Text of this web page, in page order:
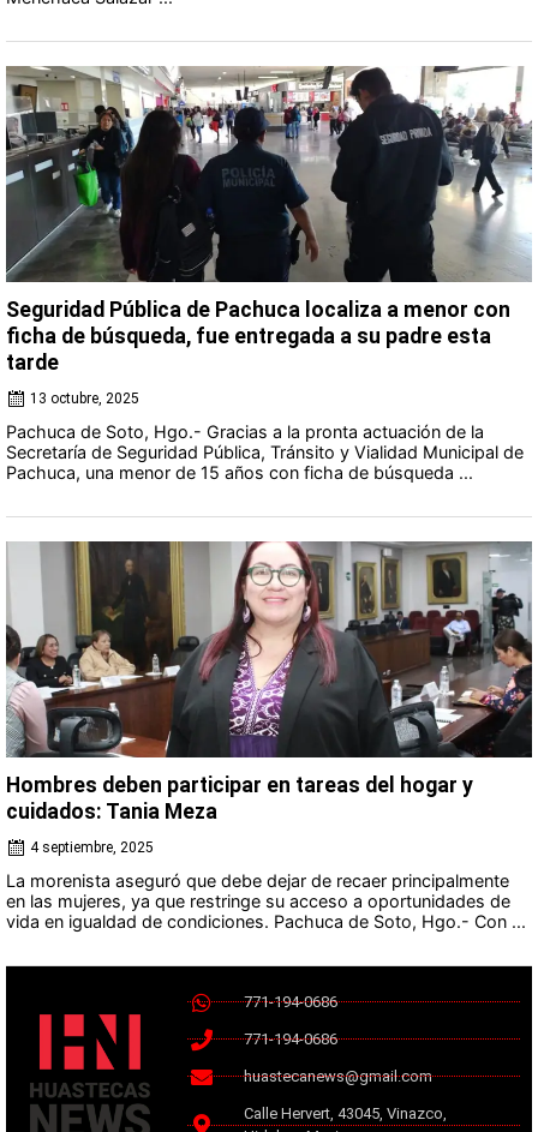
Seguridad Pública de Pachuca localiza a menor con
ficha de búsqueda, fue entregada a su padre esta
tarde
13 octubre, 2025
Pachuca de Soto, Hgo.- Gracias a la pronta actuación de la
Secretaría de Seguridad Pública, Tránsito y Vialidad Municipal de
Pachuca, una menor de 15 años con ficha de búsqueda ...
Hombres deben participar en tareas del hogar y
cuidados: Tania Meza
4 septiembre, 2025
La morenista aseguró que debe dejar de recaer principalmente
en las mujeres, ya que restringe su acceso a oportunidades de
vida en igualdad de condiciones. Pachuca de Soto, Hgo.- Con ...
771-194-0686
771-194-0686
huastecanews@gmail.com
Calle Hervert, 43045, Vinazco,